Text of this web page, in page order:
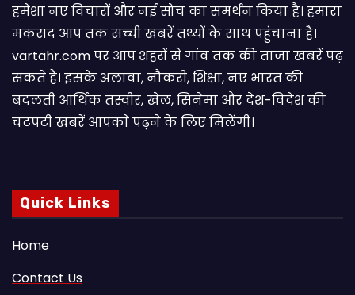
हमेशा नए विचारों और नई सोच का समर्थन किया है। हमारा
मकसद आप तक सच्ची खबरें तथ्यों के साथ पहुंचाना है।
vartahr.com पर आप शहरों से गांव तक की ताजा खबरें पढ़
सकते हैं। इसके अलावा, नौकरी, शिक्षा, नए भारत की
बदलती आर्थिक तस्वीर, खेल, सिनेमा और देश-विदेश की
चटपटी खबरें आपकाे पढ़ने के लिए मिलेंगी।
Quick Links
Home
Contact Us